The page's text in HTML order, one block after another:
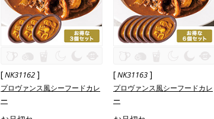
[NK31162]
プロヴァンス風シーフードカレ
ー
[NK31163]
プロヴァンス風シーフードカレ
ー